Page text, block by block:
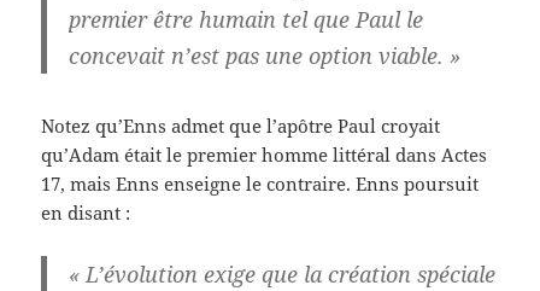
premier être humain tel que Paul le
concevait n’est pas une option viable. »
Notez qu’Enns admet que l’apôtre Paul croyait
qu’Adam était le premier homme littéral dans Actes
17, mais Enns enseigne le contraire. Enns poursuit
en disant :
« L’évolution exige que la création spéciale